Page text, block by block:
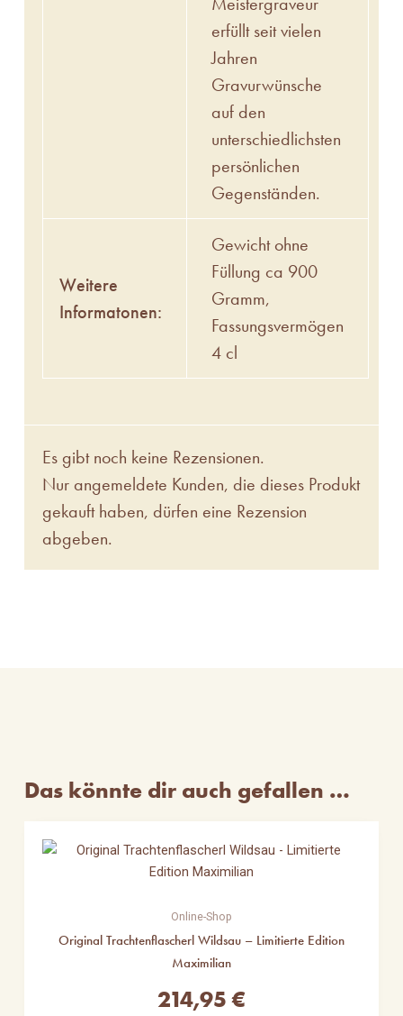
erfüllt seit vielen
Jahren
Gravurwünsche
auf den
unterschiedlichsten
persönlichen
Gegenständen.
Weitere
Informatonen:
Gewicht ohne
Füllung ca 900
Gramm,
Fassungsvermögen
4 cl
Es gibt noch keine Rezensionen.
Nur angemeldete Kunden, die dieses Produkt
gekauft haben, dürfen eine Rezension
abgeben.
Das könnte dir auch gefallen …
Online-Shop
Original Trachtenflascherl Wildsau – Limitierte Edition
Maximilian
214,95€